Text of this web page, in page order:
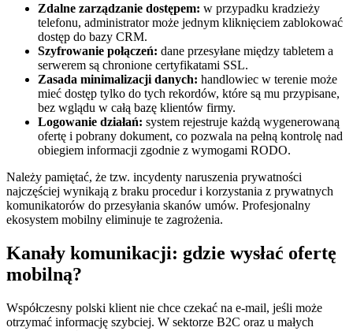
Zdalne zarządzanie dostępem: w przypadku kradzieży
telefonu, administrator może jednym kliknięciem zablokować
dostęp do bazy CRM.
Szyfrowanie połączeń: dane przesyłane między tabletem a
serwerem są chronione certyfikatami SSL.
Zasada minimalizacji danych: handlowiec w terenie może
mieć dostęp tylko do tych rekordów, które są mu przypisane,
bez wglądu w całą bazę klientów firmy.
Logowanie działań: system rejestruje każdą wygenerowaną
ofertę i pobrany dokument, co pozwala na pełną kontrolę nad
obiegiem informacji zgodnie z wymogami RODO.
Należy pamiętać, że tzw. incydenty naruszenia prywatności
najczęściej wynikają z braku procedur i korzystania z prywatnych
komunikatorów do przesyłania skanów umów. Profesjonalny
ekosystem mobilny eliminuje te zagrożenia.
Kanały komunikacji: gdzie wysłać ofertę
mobilną?
Współczesny polski klient nie chce czekać na e-mail, jeśli może
otrzymać informację szybciej. W sektorze B2C oraz u małych